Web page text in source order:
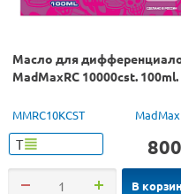
Масло для
MadMaxRC 10000cst. 100ml.
MMRC10KCST
Т 800
В